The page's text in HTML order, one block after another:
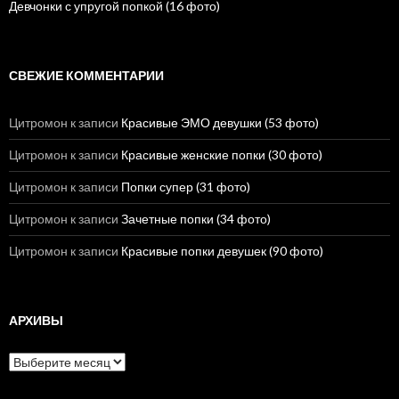
Девчонки с упругой попкой (16 фото)
СВЕЖИЕ КОММЕНТАРИИ
Цитромон к записи Красивые ЭМО девушки (53 фото)
Цитромон к записи Красивые женские попки (30 фото)
Цитромон к записи Попки супер (31 фото)
Цитромон к записи Зачетные попки (34 фото)
Цитромон к записи Красивые попки девушек (90 фото)
АРХИВЫ
А
р